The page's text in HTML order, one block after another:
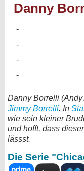
Danny
Danny Borrelli
Jimmy Borrelli. In
wie sein kleiner
und hofft, dass
lässst.
Die Serie